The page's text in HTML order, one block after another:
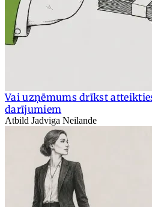
Vai uzņēmums drīkst
darījumiem
Atbild Jadviga Neilande